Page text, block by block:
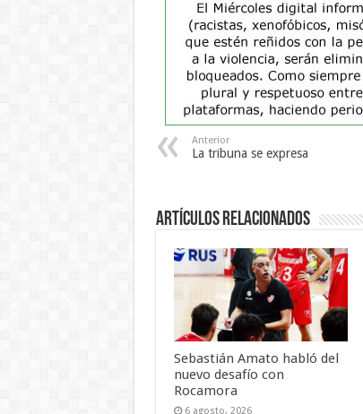
Anterior
La tribuna se expresa
Artículos Relacionados
Sebastián Amato habló del
nuevo desafío con
Rocamora
6 agosto, 2026